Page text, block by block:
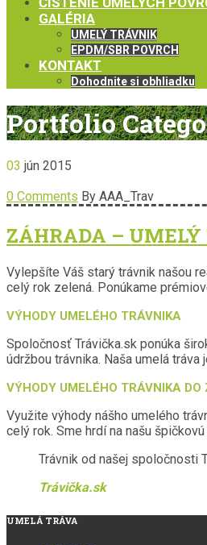
GALÉRIA
UMELÝ TRÁVNIK
EPDM/SBR POVRCH
KONTAKT
Dohodnite si obhliadku
Portfolio
03 jún 2015
0 Comments By AAA_Trav
ZÁHRADA –
Vylepšíte Váš starý trávnik našou
celý rok zelená. Ponúkame
VÝHODY UMELÉHO TRÁVNIKA
Spoločnosť Trávička.sk ponúka
údržbou trávnika. Naša umelá
VÝHODY UMELÉHO TRÁVNIKA DO
Využite výhody nášho umelého
celý rok. Sme hrdí na našu
Trávnik od našej spoločnosti
Trávička.sk
UMELÁ TRÁVA